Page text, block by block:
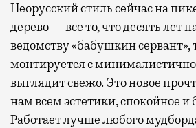
Неорусский стиль сейчас на
дерево — все то, что десять лет
ведомству «бабушкин сервант»,
монтируется с
выглядит свежо. Это новое
нам всем эстетики, спокойное и
Работает лучше любого